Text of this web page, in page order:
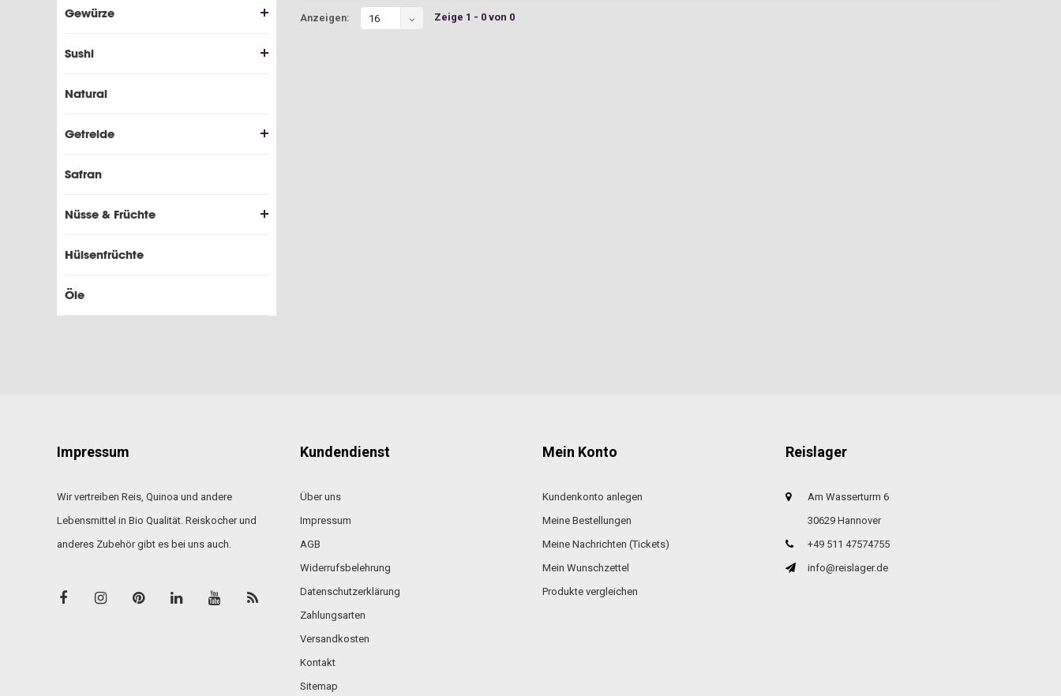
Gewürze
Sushi
Natural
Getreide
Safran
Nüsse & Früchte
Hülsenfrüchte
Öle
Anzeigen: 16 Zeige 1 - 0 von 0
Impressum
Wir vertreiben Reis, Quinoa und andere
Lebensmittel in Bio Qualität. Reiskocher und
anderes Zubehör gibt es bei uns auch.
Kundendienst
Über uns
Impressum
AGB
Widerrufsbelehrung
Datenschutzerklärung
Zahlungsarten
Versandkosten
Kontakt
Sitemap
Mein Konto
Kundenkonto anlegen
Meine Bestellungen
Meine Nachrichten (Tickets)
Mein Wunschzettel
Produkte vergleichen
Reislager
Am Wasserturm 6
30629 Hannover
+49 511 47574755
info@reislager.de